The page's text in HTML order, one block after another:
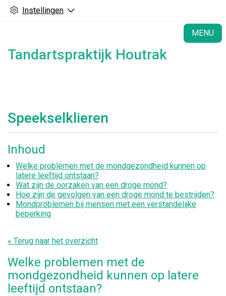
Instellingen
MENU
Tandartspraktijk Houtrak
Speekselklieren
Inhoud
Welke problemen met de mondgezondheid kunnen op
latere leeftijd ontstaan?
Wat zijn de oorzaken van een droge mond?
Hoe zijn de gevolgen van een droge mond te bestrijden?
Mondproblemen bij mensen met een verstandelijke
beperking
« Terug naar het overzicht
Welke problemen met de
mondgezondheid kunnen op latere
leeftijd ontstaan?